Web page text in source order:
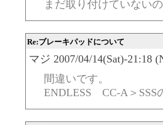
まだ取り付けていない
Re:ブレーキパッドについて
マジ 2007/04/14(Sat)-21:18
間違いです。
ENDLESS CC-A＞SSS